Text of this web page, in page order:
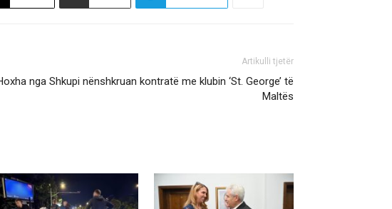
Artikulli tjetër
nga Shkupi nënshkruan kontratë me klubin ‘St. George’ të
Maltës